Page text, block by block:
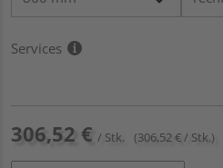
Services
306,52 € / Stk. (306,52 € / Stk.)